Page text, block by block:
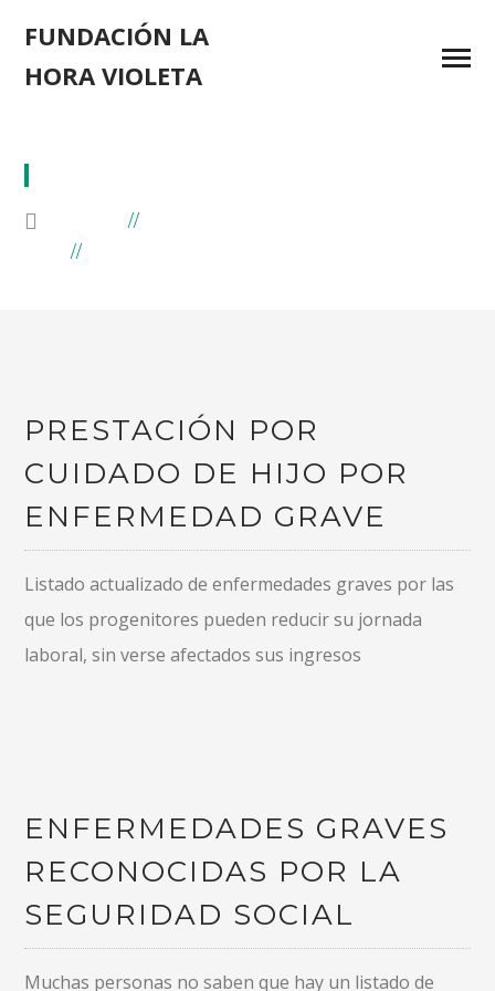
FUNDACIÓN LA
HORA VIOLETA
PRESTACIÓN POR
CUIDADO DE HIJO POR
ENFERMEDAD GRAVE
Listado actualizado de enfermedades graves por las
que los progenitores pueden reducir su jornada
laboral, sin verse afectados sus ingresos
ENFERMEDADES GRAVES
RECONOCIDAS POR LA
SEGURIDAD SOCIAL
Muchas personas no saben que hay un listado de